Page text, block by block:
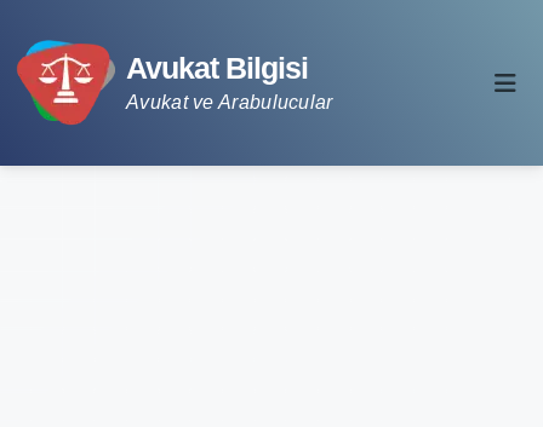
Avukat Bilgisi
Avukat ve Arabulucular